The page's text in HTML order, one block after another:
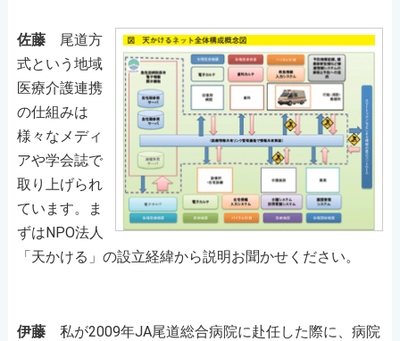
佐藤尾道方
式という地域
医療介護連携
の仕組みは
様々なメディ
アや学会誌で
取り上げられ
ています。ま
ずはNPO法人
「天かける」の設立経緯から説明お聞かせください。
伊藤私が2009年JA尾道総合病院に赴任した際に、病院